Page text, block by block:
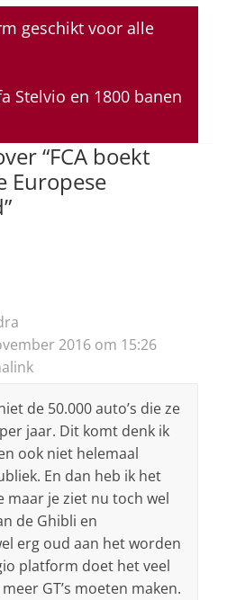
re
a
s
ai
l
geschikt voor alle
Stelvio en 1800 banen
“FCA boekt
Europese
”
2016 om 15:26
de 50.000 auto’s die ze
jaar. Dit komt denk ik
ook niet helemaal
En dan heb ik het
maar je ziet nu toch wel
de Ghibli en
erg oud aan het worden
platform doet het veel
GT’s moeten maken.